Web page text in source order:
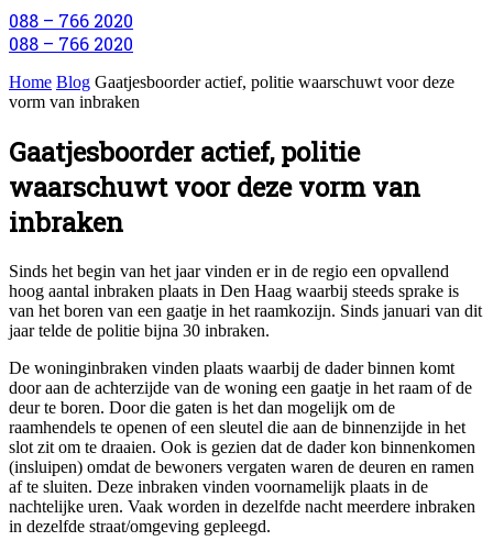
088 – 766 2020
088 – 766 2020
Home Blog Gaatjesboorder actief, politie waarschuwt voor deze
vorm van inbraken
Gaatjesboorder actief, politie
waarschuwt voor deze vorm van
inbraken
Sinds het begin van het jaar vinden er in de regio een opvallend
hoog aantal inbraken plaats in Den Haag waarbij steeds sprake is
van het boren van een gaatje in het raamkozijn. Sinds januari van dit
jaar telde de politie bijna 30 inbraken.
De woninginbraken vinden plaats waarbij de dader binnen komt
door aan de achterzijde van de woning een gaatje in het raam of de
deur te boren. Door die gaten is het dan mogelijk om de
raamhendels te openen of een sleutel die aan de binnenzijde in het
slot zit om te draaien. Ook is gezien dat de dader kon binnenkomen
(insluipen) omdat de bewoners vergaten waren de deuren en ramen
af te sluiten. Deze inbraken vinden voornamelijk plaats in de
nachtelijke uren. Vaak worden in dezelfde nacht meerdere inbraken
in dezelfde straat/omgeving gepleegd.